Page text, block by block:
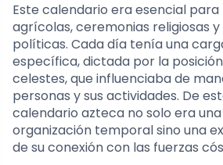
Este calendario era esencial
agrícolas, ceremonias religiosas y
políticas. Cada día tenía una
específica, dictada por la
celestes, que influenciaba de
personas y sus actividades. De
calendario azteca no solo era
organización temporal sino una
de su conexión con las fuerzas